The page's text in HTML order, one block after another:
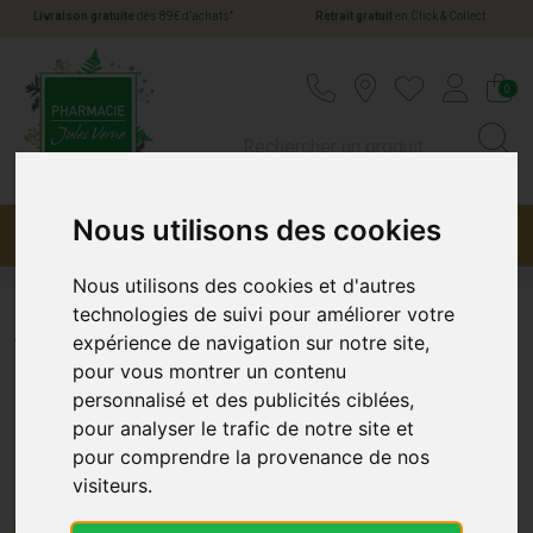
Nous utilisons des cookies
Nous utilisons des cookies et d'autres
technologies de suivi pour améliorer votre
expérience de navigation sur notre site,
pour vous montrer un contenu
personnalisé et des publicités ciblées,
pour analyser le trafic de notre site et
pour comprendre la provenance de nos
visiteurs.
Livraison gratuite dès 89€ d’achats * Retrait gratuiten Click & Collect
0
Menu Promotions
Toutes les huiles essentielles
Toutes les Huiles Essentielles chez
Pharmacie-Jules-Verne.com
Bienvenue dans la section Huiles Essentielles de